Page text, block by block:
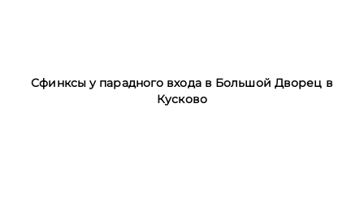
Сфинксы у парадного входа в Большой Дворец в
Кусково